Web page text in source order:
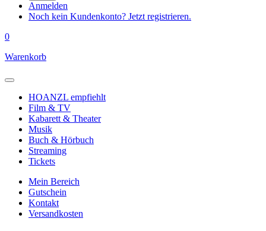
Anmelden
Noch kein Kundenkonto? Jetzt registrieren.
0
Warenkorb
HOANZL empfiehlt
Film & TV
Kabarett & Theater
Musik
Buch & Hörbuch
Streaming
Tickets
Mein Bereich
Gutschein
Kontakt
Versandkosten